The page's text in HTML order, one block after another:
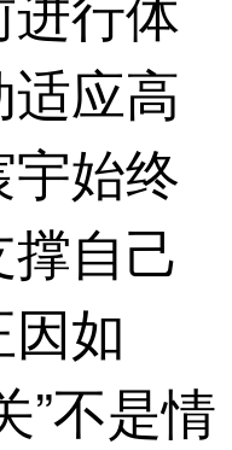
应高
始终
自己
如
”不是情